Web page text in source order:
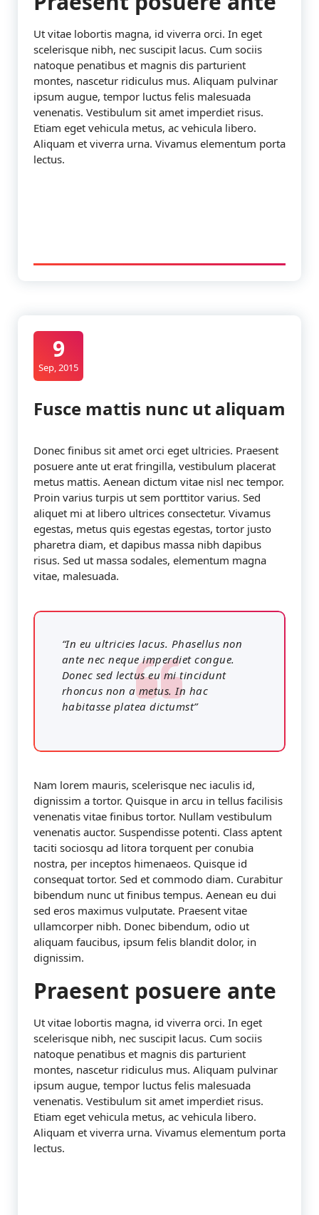
Ut vitae lobortis magna, id viverra orci. In eget
scelerisque nibh, nec suscipit lacus. Cum sociis
natoque penatibus et magnis dis parturient
montes, nascetur ridiculus mus. Aliquam pulvinar
ipsum augue, tempor luctus felis malesuada
venenatis. Vestibulum sit amet imperdiet risus.
Etiam eget vehicula metus, ac vehicula libero.
Aliquam et viverra urna. Vivamus elementum porta
lectus.
9
Sep, 2015
Fusce mattis nunc ut aliquam
Donec finibus sit amet orci eget ultricies. Praesent
posuere ante ut erat fringilla, vestibulum placerat
metus mattis. Aenean dictum vitae nisl nec tempor.
Proin varius turpis ut sem porttitor varius. Sed
aliquet mi at libero ultrices consectetur. Vivamus
egestas, metus quis egestas egestas, tortor justo
pharetra diam, et dapibus massa nibh dapibus
risus. Sed ut massa sodales, elementum magna
vitae, malesuada.
“In eu ultricies lacus. Phasellus non
ante nec neque imperdiet congue.
Donec sed lectus eu mi tincidunt
rhoncus non a metus. In hac
habitasse platea dictumst”
Nam lorem mauris, scelerisque nec iaculis id,
dignissim a tortor. Quisque in arcu in tellus facilisis
venenatis vitae finibus tortor. Nullam vestibulum
venenatis auctor. Suspendisse potenti. Class aptent
taciti sociosqu ad litora torquent per conubia
nostra, per inceptos himenaeos. Quisque id
consequat tortor. Sed et commodo diam. Curabitur
bibendum nunc ut finibus tempus. Aenean eu dui
sed eros maximus vulputate. Praesent vitae
ullamcorper nibh. Donec bibendum, odio ut
aliquam faucibus, ipsum felis blandit dolor, in
dignissim.
Praesent posuere ante
Ut vitae lobortis magna, id viverra orci. In eget
scelerisque nibh, nec suscipit lacus. Cum sociis
natoque penatibus et magnis dis parturient
montes, nascetur ridiculus mus. Aliquam pulvinar
ipsum augue, tempor luctus felis malesuada
venenatis. Vestibulum sit amet imperdiet risus.
Etiam eget vehicula metus, ac vehicula libero.
Aliquam et viverra urna. Vivamus elementum porta
lectus.